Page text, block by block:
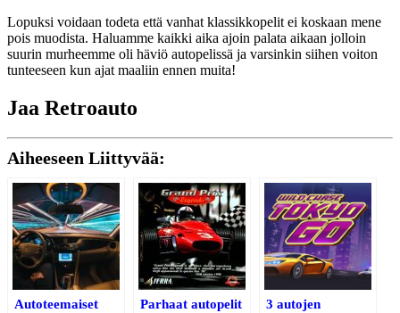
Lopuksi voidaan todeta että vanhat klassikkopelit ei koskaan mene
pois muodista. Haluamme kaikki aika ajoin palata aikaan jolloin
suurin murheemme oli häviö autopelissä ja varsinkin siihen voiton
tunteeseen kun ajat maaliin ennen muita!
Jaa Retroauto
Aiheeseen Liittyvää:
Autoteemaiset
Parhaat autopelit
3 autojen